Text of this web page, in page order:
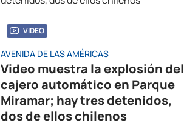
VIDEO
AVENIDA DE LAS AMÉRICAS
Video muestra la explosión del
cajero automático en Parque
Miramar; hay tres detenidos,
dos de ellos chilenos